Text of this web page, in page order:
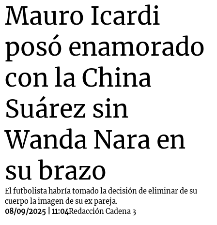
Mauro Icardi
posó enamorado
con la China
Suárez sin
Wanda Nara en
su brazo
El futbolista habría tomado la decisión de eliminar de su
cuerpo la imagen de su ex pareja.
08/09/2025 | 11:04Redacción Cadena 3